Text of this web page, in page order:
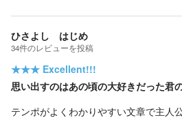
ひさよし はじめ
34件のレビューを投稿
★★★ Excellent!!!
思い出すのはあの頃の大好きだった君
テンポがよくわかりやすい文章で主人